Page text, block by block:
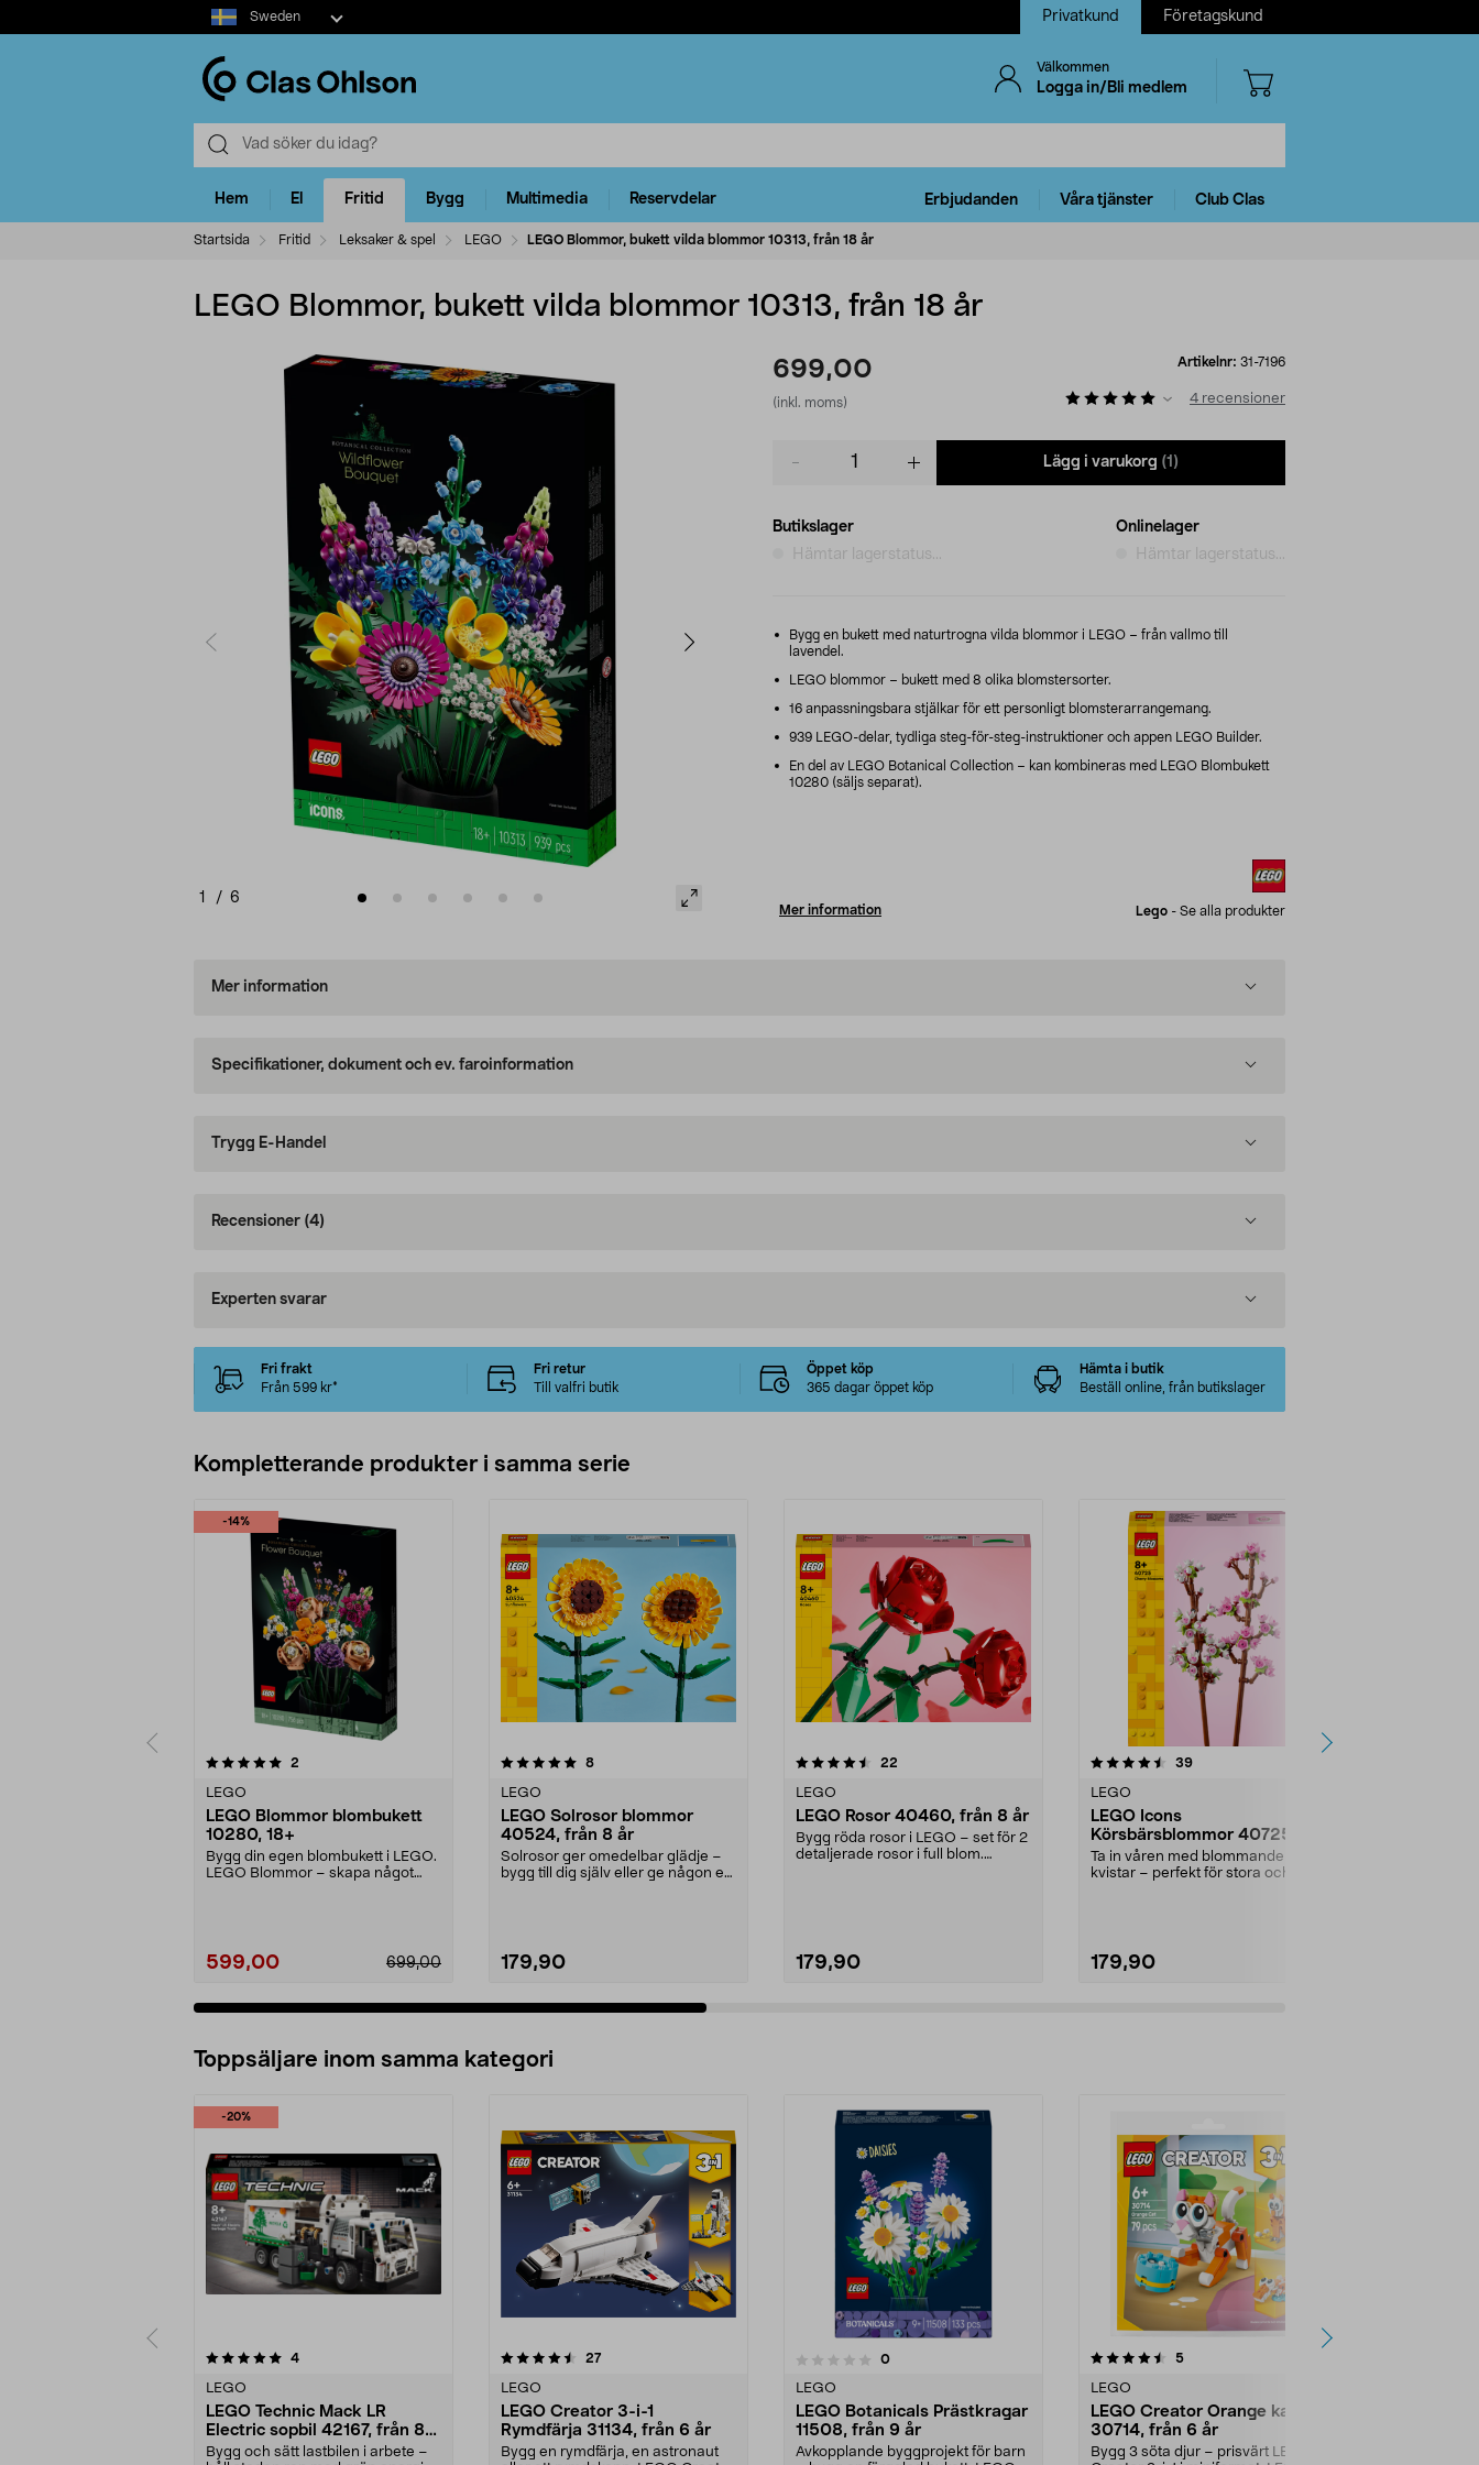
Select
market
Sweden Privatkund Företagskund
Välkommen
Logga in/Bli medlem
Hem El Fritid Bygg Multimedia Reservdelar Erbjudanden Våra tjänster Club Clas
Startsida Fritid Leksaker & spel LEGO LEGO Blommor, bukett vilda blommor 10313, från 18 år
LEGO Blommor, bukett vilda blommor 10313, från 18 år
1 / 6
699,00
(inkl. moms)
Artikelnr: 31-7196
4 recensioner
Lägg i varukorg (1)
Butikslager
Hämtar lagerstatus...
Onlinelager
Hämtar lagerstatus...
Bygg en bukett med naturtrogna vilda blommor i LEGO – från vallmo till
lavendel.
LEGO blommor – bukett med 8 olika blomstersorter.
16 anpassningsbara stjälkar för ett personligt blomsterarrangemang.
939 LEGO-delar, tydliga steg-för-steg-instruktioner och appen LEGO Builder.
En del av LEGO Botanical Collection – kan kombineras med LEGO Blombukett
10280 (säljs separat).
Mer information Lego - Se alla produkter
Mer information
Specifikationer, dokument och ev. faroinformation
Trygg E-Handel
Recensioner (4)
Experten svarar
Fri frakt
Från 599 kr*
Fri retur
Till valfri butik
Öppet köp
365 dagar öppet köp
Hämta i butik
Beställ online, från butikslager
Kompletterande produkter i samma serie
-14%
2
LEGO
LEGO Blommor blombukett
10280, 18+
Bygg din egen blombukett i LEGO.
LEGO Blommor – skapa något
699,00
599,00
5.0av 5 stjärnor 8recensioner
LEGO
LEGO Solrosor blommor
40524, från 8 år
Solrosor ger omedelbar glädje –
bygg till dig själv eller ge någon en
179,90
4.5av 5 stjärnor 22
LEGO
LEGO Rosor 40460, från 8 år
Bygg röda rosor i LEGO – set för 2
detaljerade rosor i full blom.
179,90
4.5av 5 stjärnor 39recensioner
LEGO
LEGO Icons
Körsbärsblommor 40725
från 8 år
Ta in våren med blommande
kvistar – perfekt för stora och små
179,90
1.0av 5 stjärnor
Toppsäljare inom samma kategori
-20%
4recensioner
LEGO
LEGO Technic Mack LR
Electric sopbil 42167, från 8
år
Bygg och sätt lastbilen i arbete –
4.5 av 5 stjärnor 27recensioner
LEGO
LEGO Creator 3-i-1
Rymdfärja 31134, från 6 år
Bygg en rymdfärja, en astronaut
0.0 av 5 stjärnor 0recensioner
LEGO
LEGO Botanicals Prästkragar
11508, från 9 år
Avkopplande byggprojekt för barn
4.5 av 5 stjärnor 5recensioner
LEGO
LEGO Creator Orange katt
30714, från 6 år
Bygg 3 söta djur – prisvärt LEGO
4.5 av 5 stjärnor